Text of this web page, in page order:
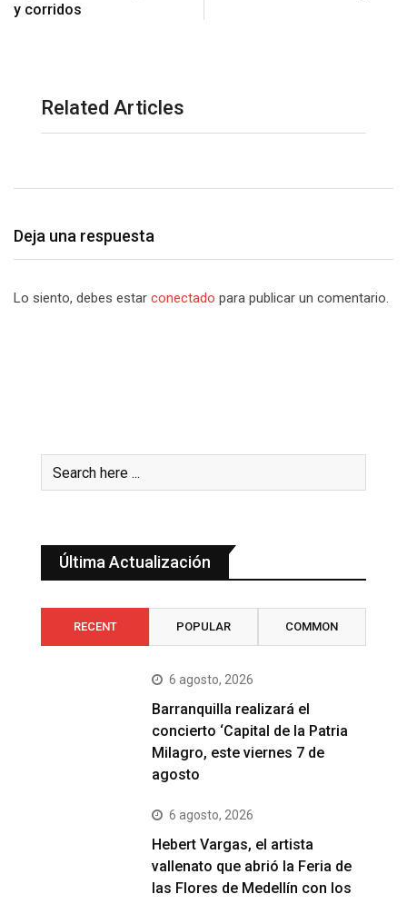
y corridos
Related Articles
Deja una respuesta
Lo siento, debes estar conectado para publicar un comentario.
Última Actualización
RECENT POPULAR COMMON
6 agosto, 2026
Barranquilla realizará el
concierto ‘Capital de la Patria
Milagro, este viernes 7 de
agosto
6 agosto, 2026
Hebert Vargas, el artista
vallenato que abrió la Feria de
las Flores de Medellín con los